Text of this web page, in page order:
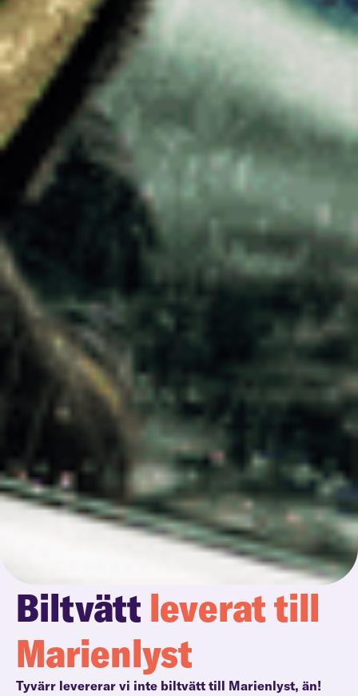
Biltvätt leverat till
Marienlyst
Tyvärr levererar vi inte biltvätt till Marienlyst, än!